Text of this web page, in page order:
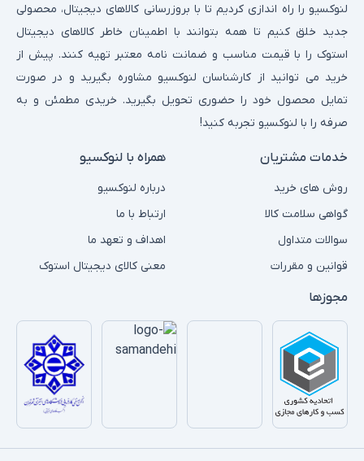
لنوکسیو را راه اندازی کردیم تا با بروزرسانی کالاهای دیجیتال، محصولی
جدید خلق کنیم تا همه بتوانند با اطمینان خاطر کالاهای دیجیتال
استوک را با قیمت مناسب و ضمانت نامه معتبر تهیه کنند. پیش از
خرید می توانید از کارشناسان لنوکسیو مشاوره بگیرید و در صورت
تمایل محصول خود را حضوری تحویل بگیرید. خریدی مطمئن و به
صرفه را با لنوکسیو تجربه کنید!
خدمات مشتریان
روش های خرید
گواهی سلامت کالا
سوالات متداول
قوانین و مقررات
همراه با لنوکسیو
درباره لنوکسیو
ارتباط با ما
اهداف و تعهد ما
معنی کالای دیجیتال استوک
مجوزها